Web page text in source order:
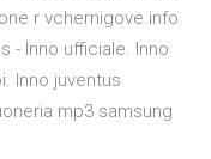
r vchernigove.info
- Inno ufficiale. Inno
Inno juventus
mp3 samsung